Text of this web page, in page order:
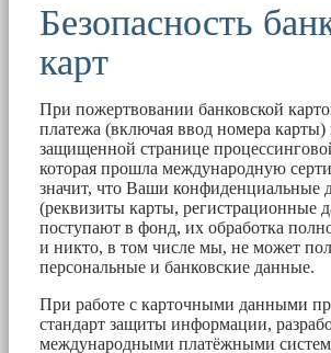
Безопасность
карт
При пожертвовании банковской
платежа (включая ввод номера карты)
защищенной странице
которая прошла международную
значит, что Ваши конфиденциальные
(реквизиты карты, регистрационные
поступают в фонд, их обработка
и никто, в том числе мы, не может
персональные и банковские данные.
При работе с карточными данными
стандарт защиты информации,
международными платёжными